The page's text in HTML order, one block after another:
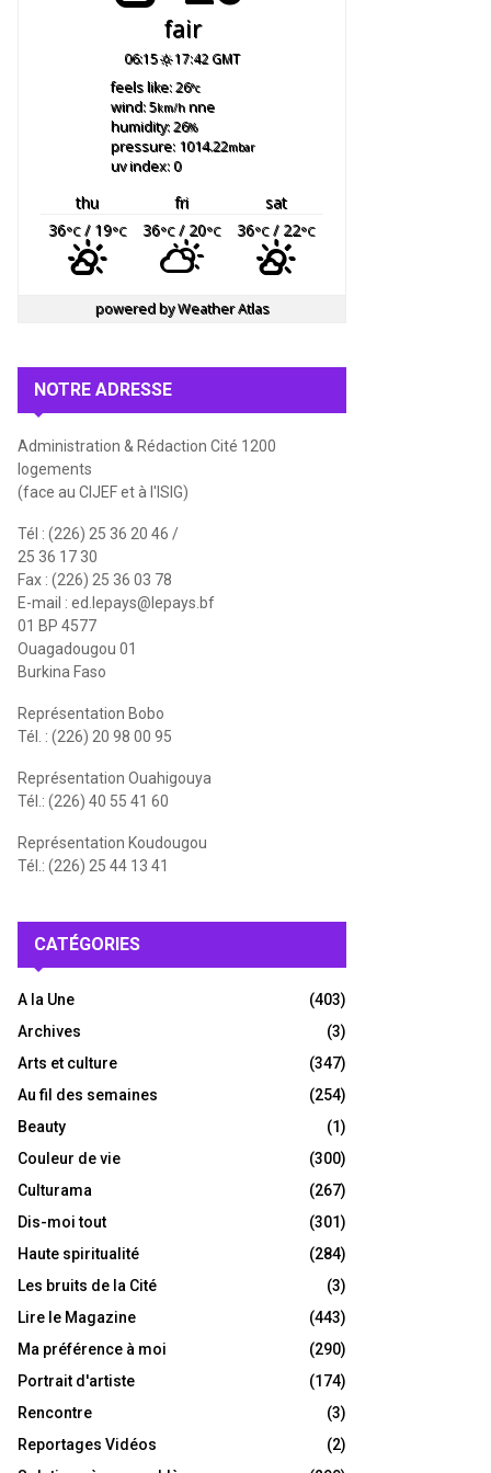
fair
06:15 17:42 GMT
feels like: 26°c
wind: 5km/hnne
humidity: 26%
pressure: 1014.22mbar
uv index: 0
thu fri
sat
36°C/ 19°C 36°C/ 20°C 36°C/ 22°C
powered byWeather Atlas
NOTRE ADRESSE
Administration & Rédaction Cité 1200
logements
(face au CIJEF et à l'ISIG)
Tél : (226) 25 36 20 46 /
25 36 17 30
Fax : (226) 25 36 03 78
E-mail : ed.lepays@lepays.bf
01 BP 4577
Ouagadougou 01
Burkina Faso
Représentation Bobo
Tél. : (226) 20 98 00 95
Représentation Ouahigouya
Tél.: (226) 40 55 41 60
Représentation Koudougou
Tél.: (226) 25 44 13 41
CATÉGORIES
A la Une
(403)
Archives
(3)
Arts et culture
(347)
Au fil des semaines
(254)
Beauty
(1)
Couleur de vie
(300)
Culturama
(267)
Dis-moi tout
(301)
Haute spiritualité
(284)
Les bruits de la Cité
(3)
Lire le Magazine
(443)
Ma préférence à moi
(290)
Portrait d'artiste
(174)
Rencontre
(3)
Reportages Vidéos
(2)